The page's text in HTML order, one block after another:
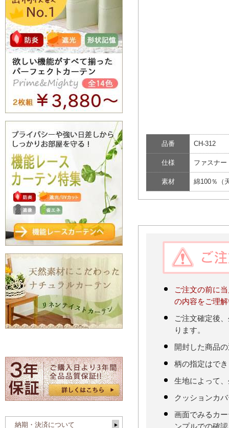
品番 CH-312
仕様 ファスナー
素材 綿100％（
ご注文の前に
の内容をご理
ご注文確定後
ります。
開封した商品
柄の指定はで
生地によって
クッションカ
画面でみるカ
納期・決済について